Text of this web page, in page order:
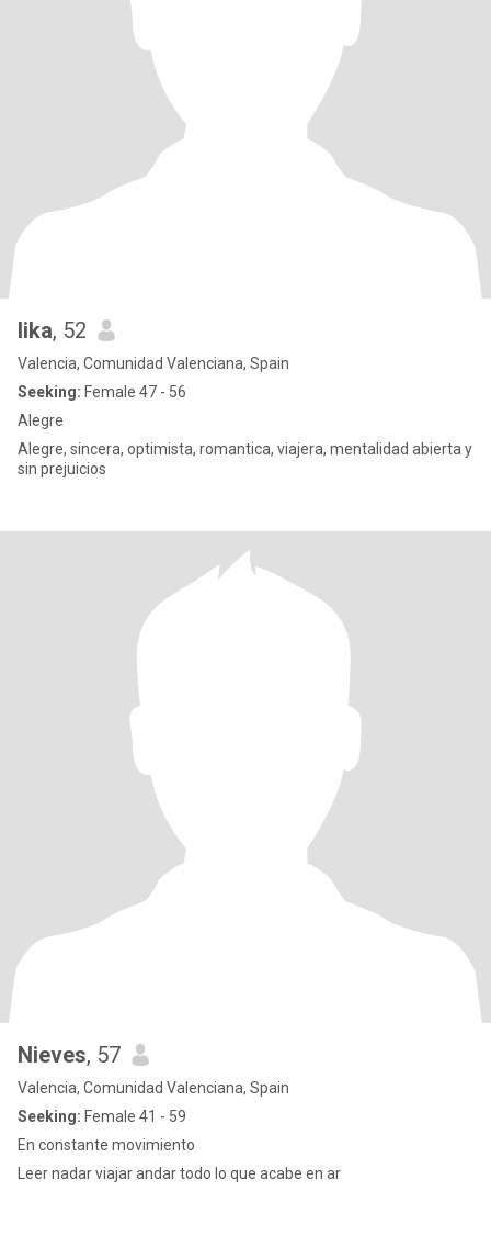
lika, 52
Valencia, Comunidad Valenciana, Spain
Seeking: Female 47 - 56
Alegre
Alegre, sincera, optimista, romantica, viajera, mentalidad abierta y
sin prejuicios
Nieves, 57
Valencia, Comunidad Valenciana, Spain
Seeking: Female 41 - 59
En constante movimiento
Leer nadar viajar andar todo lo que acabe en ar